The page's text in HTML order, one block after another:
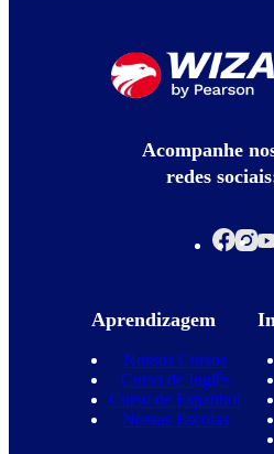
Acompanhe
redes
Aprendizagem
Nossos Cursos
Curso de Inglês
Curso de Espanhol
Nossas Escolas